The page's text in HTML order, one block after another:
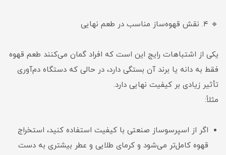
🔹 ۴. نقش قهوه‌ساز مناسب در طعم نهایی
یکی از اشتباهات رایج این است که افراد گمان می‌کنند طعم قهوه
فقط به دانه یا برند آن بستگی دارد، در حالی که دستگاه دم‌آوری
تأثیر زیادی بر کیفیت نهایی دارد.
مثلاً:
اگر از اسپرسوساز صنعتی با کیفیت استفاده کنید، استخراج
قهوه کامل‌تر می‌شود و کرمای طلایی و عطر بیشتری به دست